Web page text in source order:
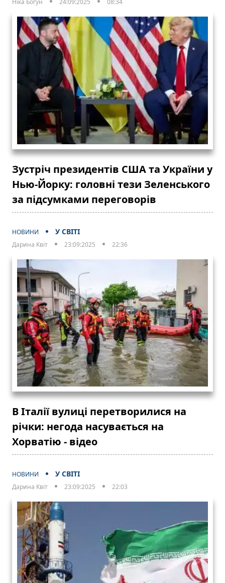
Ніка Богун 24:09:2025 08:34
Зустріч президентів США та України у
Нью-Йорку: головні тези Зеленського
за підсумками переговорів
НОВИНИ У СВІТІ
Дарина Квіт 23:09:2025 22:36
В Італії вулиці перетворилися на
річки: негода насувається на
Хорватію - відео
НОВИНИ У СВІТІ
Дарина Квіт 23:09:2025 22:03